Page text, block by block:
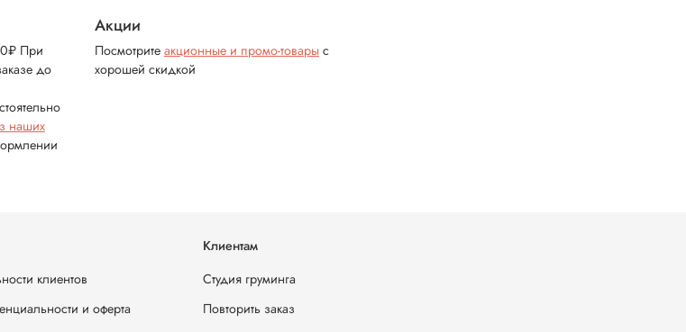
При
до
наших
Акции
Посмотрите акционные и промо-товары с
хорошей скидкой
клиентов
и оферта
Клиентам
Студия груминга
Повторить заказ